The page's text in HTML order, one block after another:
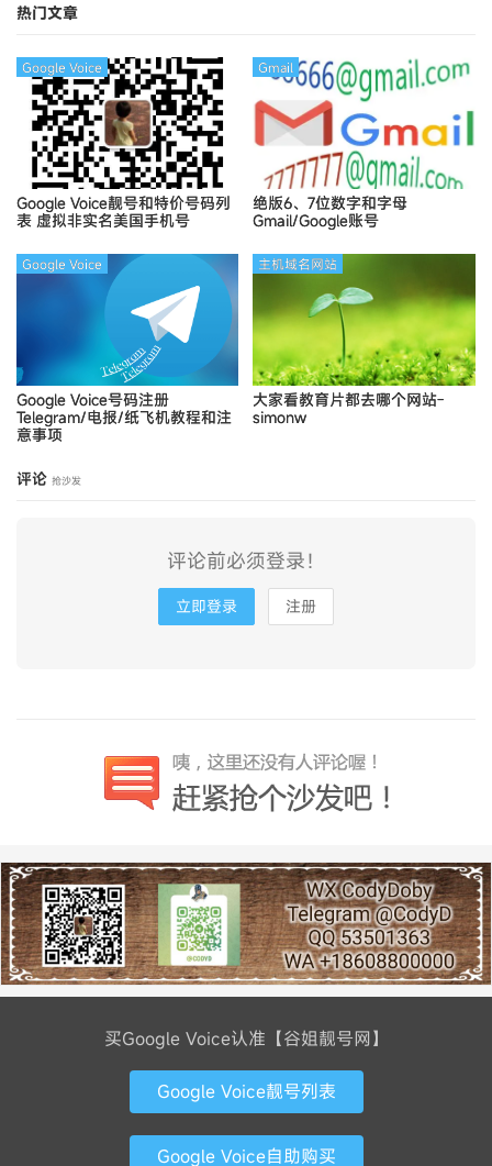
热门文章
Google Voice靓号和特价号码列
表 虚拟非实名美国手机号
Google Voice
绝版6、7位数字和字母
Gmail/Google账号
Gmail
Google Voice号码注册
Telegram/电报/纸飞机教程和注
意事项
Google Voice
大家看教育片都去哪个网站-
simonw
主机域名网站
评论 抢沙发
评论前必须登录！
立即登录 注册
买Google Voice认准【谷姐靓号网】
Google Voice靓号列表
Google Voice自助购买